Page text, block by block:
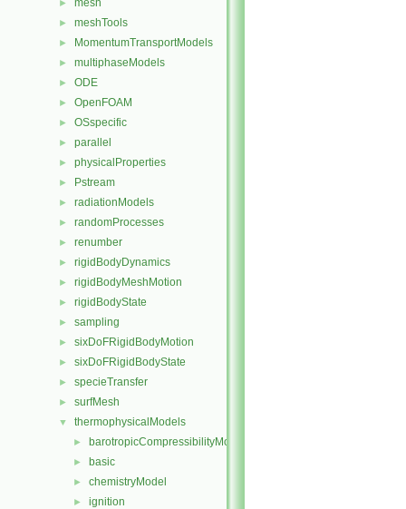
► mesh
► meshTools
► MomentumTransportModels
► multiphaseModels
► ODE
► OpenFOAM
► OSspecific
► parallel
► physicalProperties
► Pstream
► radiationModels
► randomProcesses
► renumber
► rigidBodyDynamics
► rigidBodyMeshMotion
► rigidBodyState
► sampling
► sixDoFRigidBodyMotion
► sixDoFRigidBodyState
► specieTransfer
► surfMesh
▼ thermophysicalModels
► barotropicCompressibilityModel
► basic
► chemistryModel
► ignition